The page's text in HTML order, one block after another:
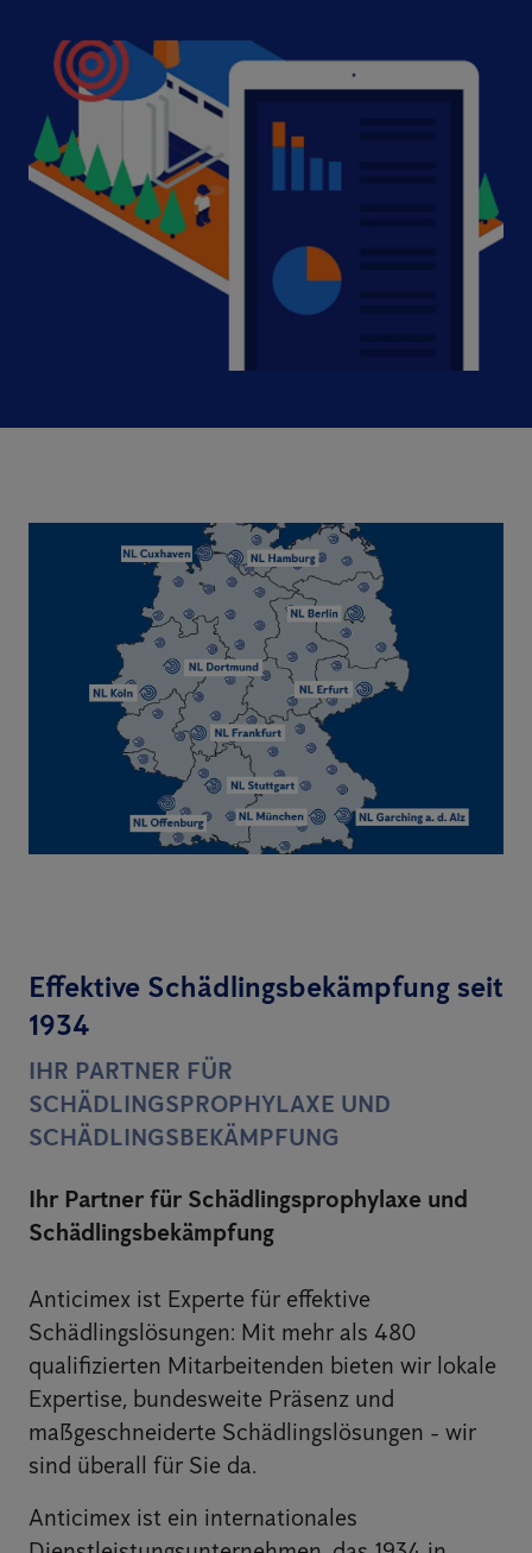
Effektive Schädlingsbekämpfung seit
1934
IHR PARTNER FÜR
SCHÄDLINGSPROPHYLAXE UND
SCHÄDLINGSBEKÄMPFUNG
Ihr Partner für Schädlingsprophylaxe und
Schädlingsbekämpfung
Anticimex ist Experte für effektive
Schädlingslösungen: Mit mehr als 480
qualifizierten Mitarbeitenden bieten wir lokale
Expertise, bundesweite Präsenz und
maßgeschneiderte Schädlingslösungen - wir
sind überall für Sie da.
Anticimex ist ein internationales